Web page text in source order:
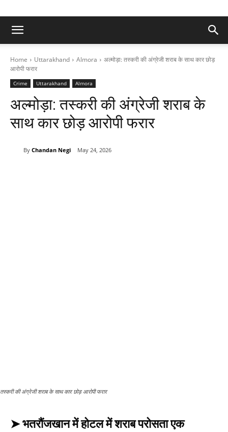
Home Uttarakhand Almora
अल्मोड़ा: तस्करी की अंग्रेजी शराब के साथ कार छोड़
आरोपी फरार
Crime Uttarakhand Almora
अल्मोड़ा: तस्करी की अंग्रेजी शराब के
साथ कार छोड़ आरोपी फरार
By Chandan Negi May 24, 2026
तस्करी की अंग्रेजी शराब के साथ कार छोड़ आरोपी फरार
➤ भतरौंजखान में होटल में शराब परोसता एक